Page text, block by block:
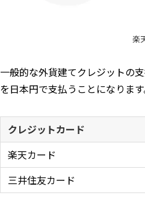
楽
一般的な外貨建てクレジットの
を日本円で支払うことになります
クレジットカード
楽天カード
三井住友カード